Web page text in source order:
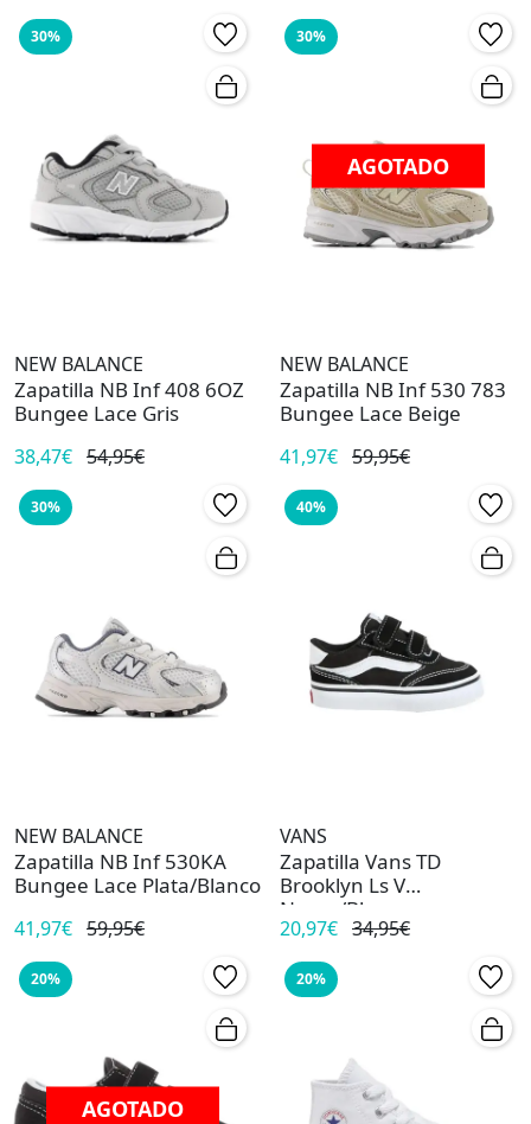
30%
NEW BALANCE
Zapatilla NB Inf 408 6OZ
Bungee Lace Gris
38,47€ 54,95€
30%
AGOTADO
NEW BALANCE
Zapatilla NB Inf 530 783
Bungee Lace Beige
41,97€ 59,95€
30%
NEW BALANCE
Zapatilla NB Inf 530KA
Bungee Lace Plata/Blanco
41,97€ 59,95€
40%
VANS
Zapatilla Vans TD
Brooklyn Ls V
Negro/Blanco
20,97€ 34,95€
20%
AGOTADO
20%